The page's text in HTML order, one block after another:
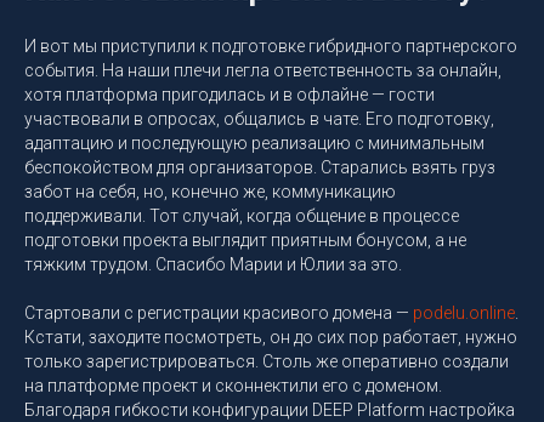
И вот мы приступили к подготовке гибридного партнерского
события. На наши плечи легла ответственность за онлайн,
хотя платформа пригодилась и в офлайне — гости
участвовали в опросах, общались в чате. Его подготовку,
адаптацию и последующую реализацию с минимальным
беспокойством для организаторов. Старались взять груз
забот на себя, но, конечно же, коммуникацию
поддерживали. Тот случай, когда общение в процессе
подготовки проекта выглядит приятным бонусом, а не
тяжким трудом. Спасибо Марии и Юлии за это.
Стартовали с регистрации красивого домена — podelu.online.
Кстати, заходите посмотреть, он до сих пор работает, нужно
только зарегистрироваться. Столь же оперативно создали
на платформе проект и сконнектили его с доменом.
Благодаря гибкости конфигурации DEEP Platform настройка